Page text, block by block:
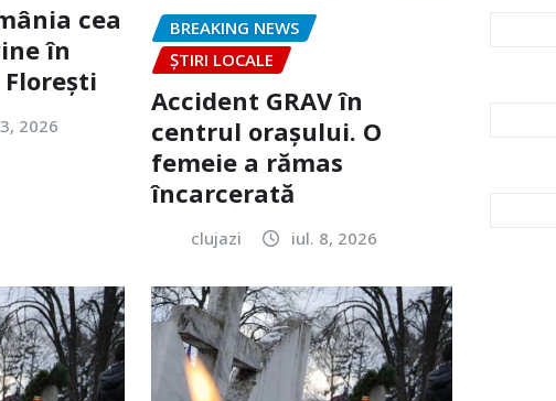
cea
în
2026
BREAKING NEWS
ȘTIRI LOCALE
Accident GRAV în
centrul orașului. O
femeie a rămas
încarcerată
clujazi iul. 8, 2026